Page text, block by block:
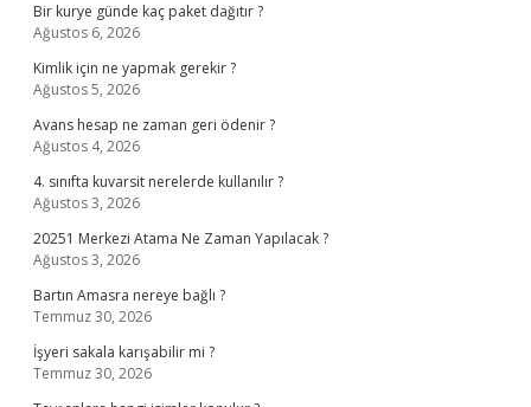
Bir kurye günde kaç paket dağıtır ?
Ağustos 6, 2026
Kimlik için ne yapmak gerekir ?
Ağustos 5, 2026
Avans hesap ne zaman geri ödenir ?
Ağustos 4, 2026
4. sınıfta kuvarsit nerelerde kullanılır ?
Ağustos 3, 2026
20251 Merkezi Atama Ne Zaman Yapılacak ?
Ağustos 3, 2026
Bartın Amasra nereye bağlı ?
Temmuz 30, 2026
İşyeri sakala karışabilir mi ?
Temmuz 30, 2026